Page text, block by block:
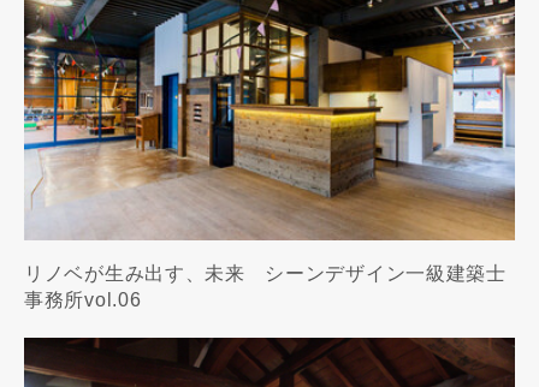
リノベが生み出す、未来 シーンデザイン一級建築士
事務所vol.06